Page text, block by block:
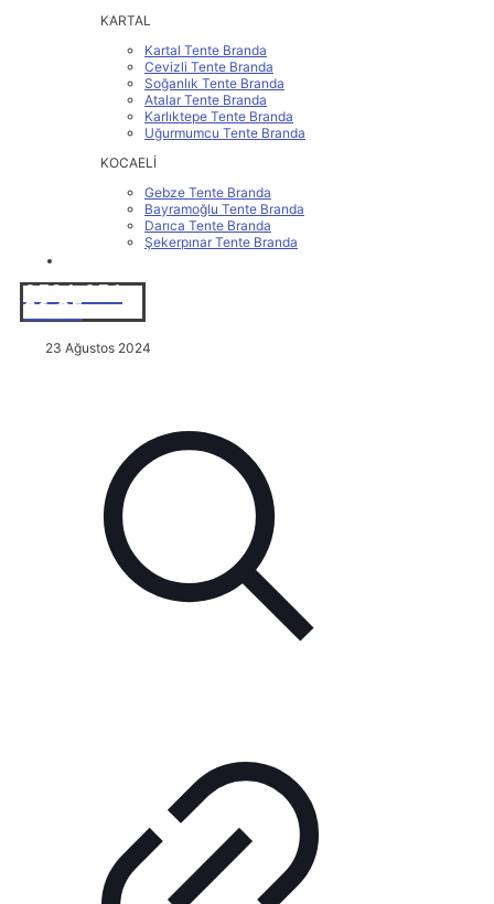
KARTAL
Kartal Tente Branda
Cevizli Tente Branda
Soğanlık Tente Branda
Atalar Tente Branda
Karlıktepe Tente Branda
Uğurmumcu Tente Branda
KOCAELİ
Gebze Tente Branda
Bayramoğlu Tente Branda
Darıca Tente Branda
Şekerpınar Tente Branda
İLETİŞİM
0531 251
86 25
23 Ağustos 2024